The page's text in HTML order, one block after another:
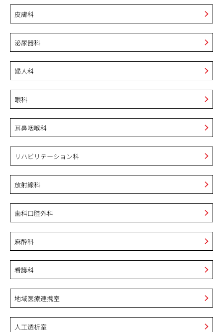
皮膚科
泌尿器科
婦人科
眼科
耳鼻咽喉科
リハビリテーション科
放射線科
歯科口腔外科
麻酔科
看護科
地域医療連携室
人工透析室